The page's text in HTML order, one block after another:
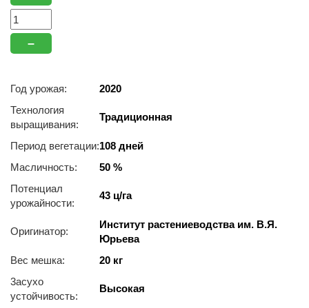
–
Год урожая:
2020
Технология
выращивания:
Традиционная
Период вегетации:108 дней
Масличность:
50 %
Потенциал
урожайности:
43 ц/га
Оригинатор:
Институт растениеводства им. В.Я.
Юрьева
Вес мешка:
20 кг
3acуxo
уcтoйчивocть:
Высокая